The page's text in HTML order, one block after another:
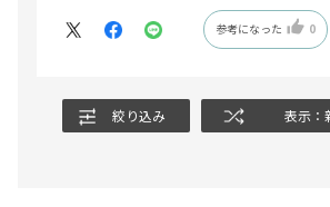
参考になった 0
絞り込み 表示：